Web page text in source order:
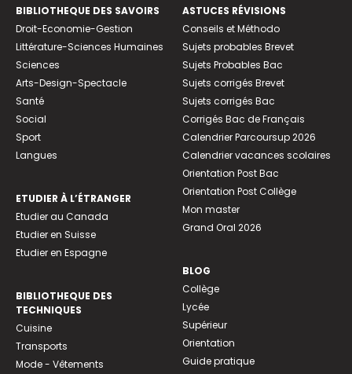
BIBLIOTHEQUE DES SAVOIRS
Droit-Economie-Gestion
Littérature-Sciences Humaines
Sciences
Arts-Design-Spectacle
Santé
Social
Sport
Langues
ETUDIER À L’ÉTRANGER
Etudier au Canada
Etudier en Suisse
Etudier en Espagne
BIBLIOTHEQUE DES
TECHNIQUES
Cuisine
Transports
Mode - Vêtements
ASTUCES RÉVISIONS
Conseils et Méthodo
Sujets probables Brevet
Sujets Probables Bac
Sujets corrigés Brevet
Sujets corrigés Bac
Corrigés Bac de Français
Calendrier Parcoursup 2026
Calendrier vacances scolaires
Orientation Post Bac
Orientation Post Collège
Mon master
Grand Oral 2026
BLOG
Collège
Lycée
Supérieur
Orientation
Guide pratique